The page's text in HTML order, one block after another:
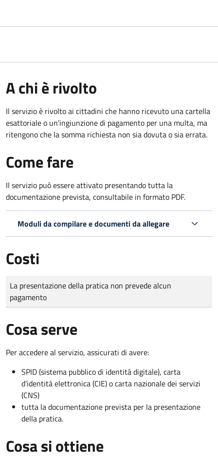
A chi è rivolto
Il servizio è rivolto ai cittadini che hanno ricevuto una cartella
esattoriale o un'ingiunzione di pagamento per una multa, ma
ritengono che la somma richiesta non sia dovuta o sia errata.
Come fare
Il servizio può essere attivato presentando tutta la
documentazione prevista, consultabile in formato PDF.
Moduli da compilare e documenti da allegare
Costi
Tipo di pagamento
Importo
La presentazione della pratica non prevede alcun
pagamento
Cosa serve
Per accedere al servizio, assicurati di avere:
SPID (sistema pubblico di identità digitale), carta
d’identità elettronica (CIE) o carta nazionale dei servizi
(CNS)
tutta la documentazione prevista per la presentazione
della pratica.
Cosa si ottiene